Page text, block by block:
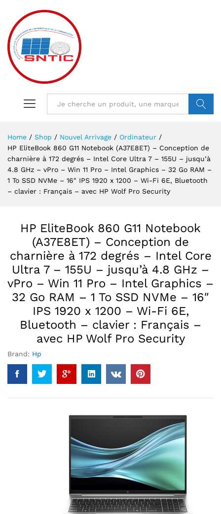
Home / Shop / Nouvel Arrivage / Ordinateur /
HP EliteBook 860 G11 Notebook (A37E8ET) – Conception de
charnière à 172 degrés – Intel Core Ultra 7 – 155U – jusqu’à
4.8 GHz – vPro – Win 11 Pro – Intel Graphics – 32 Go RAM –
1 To SSD NVMe – 16″ IPS 1920 x 1200 – Wi-Fi 6E, Bluetooth
– clavier : Français – avec HP Wolf Pro Security
HP EliteBook 860 G11 Notebook
(A37E8ET) – Conception de
charnière à 172 degrés – Intel Core
Ultra 7 – 155U – jusqu’à 4.8 GHz –
vPro – Win 11 Pro – Intel Graphics –
32 Go RAM – 1 To SSD NVMe – 16″
IPS 1920 x 1200 – Wi-Fi 6E,
Bluetooth – clavier : Français –
avec HP Wolf Pro Security
Brand: Hp